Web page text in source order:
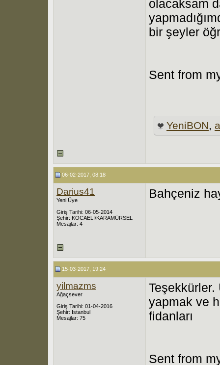
olacaksam
bir şeyler
Sent from
YeniBON,
06-02-2017, 08:18
Darius41
Yeni Üye
Giriş Tarihi: 06-05-2014
Şehir: KOCAELİ/KARAMÜRSEL
Mesajlar: 4
Bahçeniz
15-03-2017, 19:24
yilmazms
Ağaçsever
Giriş Tarihi: 01-04-2016
Şehir: Istanbul
Mesajlar: 75
Teşekkürler.
yapmak ve
fidanları
Sent from